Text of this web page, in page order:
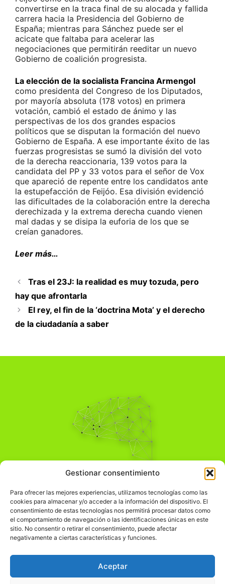
Gestionar consentimiento
Para ofrecer las mejores experiencias, utilizamos tecnologías como las
cookies para almacenar y/o acceder a la información del dispositivo. El
consentimiento de estas tecnologías nos permitirá procesar datos como
el comportamiento de navegación o las identificaciones únicas en este
sitio. No consentir o retirar el consentimiento, puede afectar
negativamente a ciertas características y funciones.
Aceptar
convertirse en la traca final de su alocada y fallida
carrera hacia la Presidencia del Gobierno de
España; mientras para Sánchez puede ser el
acicate que faltaba para acelerar las
negociaciones que permitirán reeditar un nuevo
Gobierno de coalición progresista.
La elección de la socialista Francina Armengol
como presidenta del Congreso de los Diputados,
por mayoría absoluta (178 votos) en primera
votación, cambió el estado de ánimo y las
perspectivas de los dos grandes espacios
políticos que se disputan la formación del nuevo
Gobierno de España. A ese importante éxito de las
fuerzas progresistas se sumó la división del voto
de la derecha reaccionaria, 139 votos para la
candidata del PP y 33 votos para el señor de Vox
que apareció de repente entre los candidatos ante
la estupefacción de Feijóo. Esa división evidenció
las dificultades de la colaboración entre la derecha
derechizada y la extrema derecha cuando vienen
mal dadas y se disipa la euforia de los que se
creían ganadores.
Leer más…
Tras el 23J: la realidad es muy tozuda, pero
hay que afrontarla
El rey, el fin de la ‘doctrina Mota’ y el derecho
de la ciudadanía a saber
Pensamiento Crítico
Comprender el mundo para transformarlo.
Información Legal
჻Política de privacidad
Política de cookies